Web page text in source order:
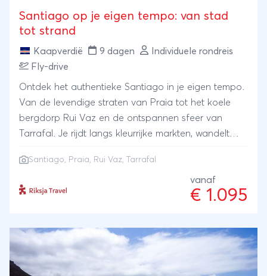
Santiago op je eigen tempo: van stad
tot strand
Kaapverdië 9 dagen
Individuele rondreis
Fly-drive
Ontdek het authentieke Santiago in je eigen tempo.
Van de levendige straten van Praia tot het koele
bergdorp Rui Vaz en de ontspannen sfeer van
Tarrafal. Je rijdt langs kleurrijke markten, wandelt
pottenbakworkshop met aansluitend traditionele
cachupa-lunch. Een eiland vol contrasten, weinig
toeristen en veel lokale ontmoetingen.
Santiago, Praia, Rui Vaz, Tarrafal
vanaf
€ 1.095